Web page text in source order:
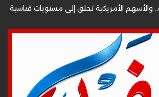
والأسهم الأمريكية تحلق إلى مستويات قياسية